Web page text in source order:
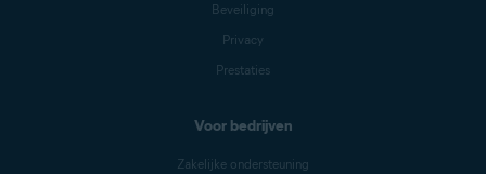
Beveiliging
Privacy
Prestaties
Voor bedrijven
Zakelijke ondersteuning